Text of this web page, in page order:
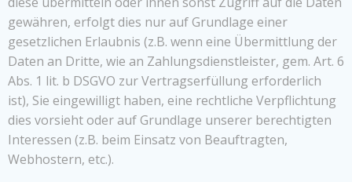
gewähren, erfolgt dies nur auf Grundlage einer
gesetzlichen Erlaubnis (z.B. wenn eine Übermittlung der
Daten an Dritte, wie an Zahlungsdienstleister, gem. Art. 6
Abs. 1 lit. b DSGVO zur Vertragserfüllung erforderlich
ist), Sie eingewilligt haben, eine rechtliche Verpflichtung
dies vorsieht oder auf Grundlage unserer berechtigten
Interessen (z.B. beim Einsatz von Beauftragten,
Webhostern, etc.).